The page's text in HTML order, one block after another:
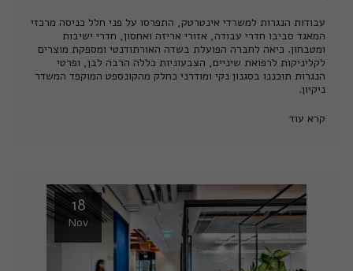
עבודות הנגרות למשרדי אינטרטק, התפרסו על פני חלל כניסה מרכזי
המאגד סביבו חדרי עבודה, אזורי אריזה ואחסון, חדרי ישיבות
ומטבחון. כיאה לחברה הפועלת בשדה האורתודנטי ומספקת מוצרים
לקליניקות לרפואת שיניים, הצבעוניות כללה הרבה לבן, ופרטי
הנגרות תוכננו בסגנון נקי ומודרני כחלק מהקונספט המוקפד המשדר
ניקיון.
קרא עוד
18
Nov